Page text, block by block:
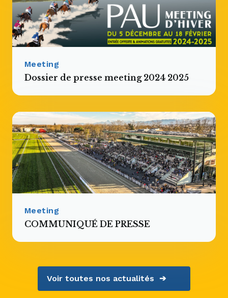
Meeting
Dossier de presse meeting 2024 2025
Meeting
COMMUNIQUÉ DE PRESSE
Voir toutes nos actualités ➔